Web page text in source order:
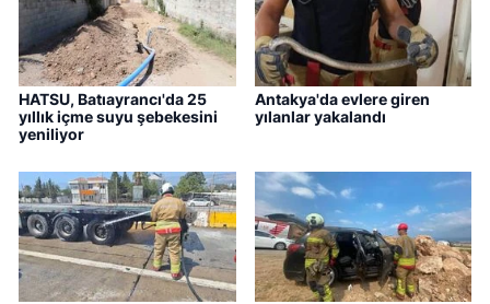
HATSU, Batıayrancı'da 25
yıllık içme suyu şebekesini
yeniliyor
Antakya'da evlere giren
yılanlar yakalandı